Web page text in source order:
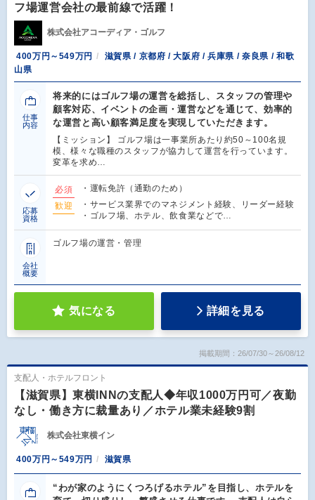
フ場運営会社の最前線で活躍！
株式会社アコーディア・ゴルフ
400万円～549万円
滋賀県 / 京都府 / 大阪府 / 兵庫県 / 奈良県 / 和歌
山県
仕事
内容
将来的にはゴルフ場の運営を総括し、スタッフの管理や
顧客対応、イベントの企画・運営などを通じて、効率的
な運営と高い顧客満足度を実現していただきます。
【ミッション】 ゴルフ場は一事業所あたり約50～100名規
模、様々な職種のスタッフが協力して運営を行っています。
変革を求め…
応募
資格
必須
・運転免許（通勤のため）
歓迎
・サービス業界でのマネジメント経験、リーダー経験
・ゴルフ場、ホテル、飲食業などで…
会社
概要
ゴルフ場の運営・管理
気になる 詳細を見る
掲載期間：26/07/30～26/08/12
支配人・ホテルフロント
【滋賀県】東横INNの支配人◆年収1000万円可／夜勤
なし・働き方に裁量あり／ホテル業未経験9割
株式会社東横イン
400万円～549万円 滋賀県
“わが家のようにくつろげるホテル”を目指し、ホテルを